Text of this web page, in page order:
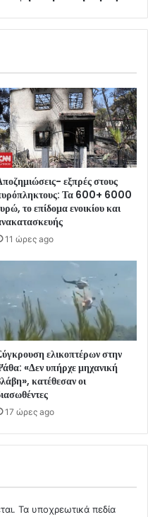
εξπρές στους
Τα 600+ 6000
το επίδομα ενοικίου και
11 ώρες ago
ελικοπτέρων στην
«Δεν υπήρχε μηχανική
κατέθεσαν οι
17 ώρες ago
Τα υποχρεωτικά πεδία